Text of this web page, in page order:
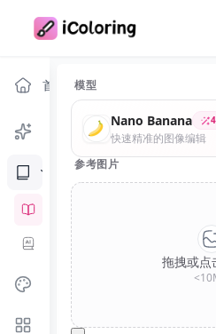
首页
涂色页生成器
涂色书生成器
AI涂色书生成器
AI书籍封面生成器
涂色与趣味工具
更多工具
模型
Nano Banana 4
快速精准的图像编辑
参考图片
拖拽或点